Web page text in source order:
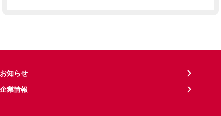
お知らせ
企業情報